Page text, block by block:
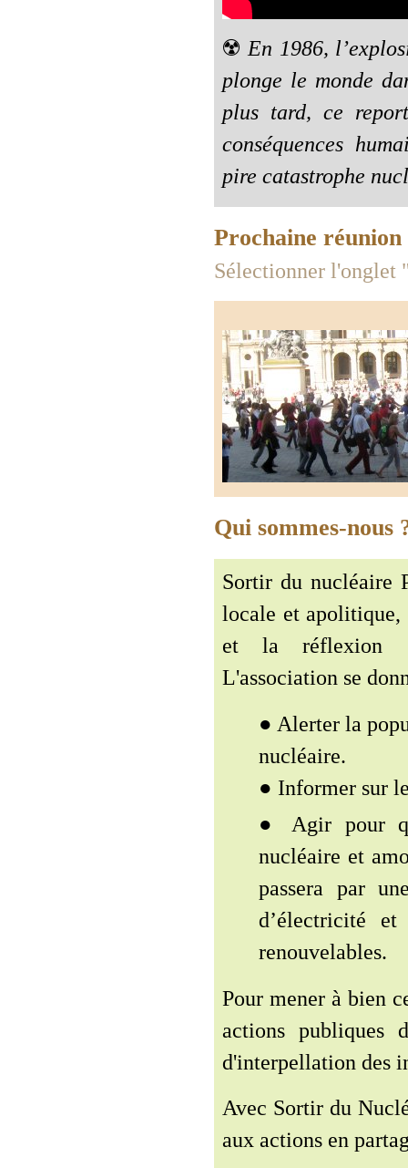
☢️ En 1986,
plonge le monde
plus tard, ce
conséquences
pire catastrophe
Prochaine réunion
Sélectionner l'onglet
Qui sommes-nous
Sortir du nucléaire
locale et
et la réflexion
L'association se
● Alerter la
nucléaire.
● Informer sur
● Agir pour
nucléaire et
passera par
d’électricité et
renouvelables.
Pour mener à bien
actions publiques
d'interpellation des
Avec Sortir du
aux actions en